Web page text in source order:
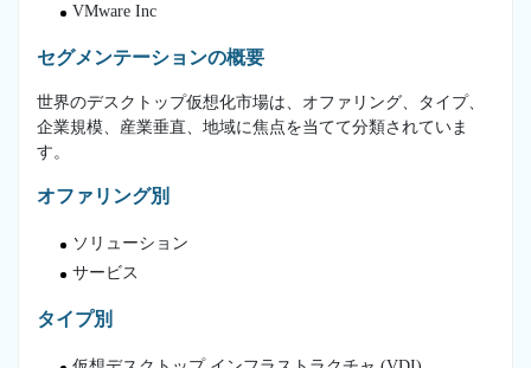
VMware Inc
セグメンテーションの概要
世界のデスクトップ仮想化市場は、オファリング、タイプ、
企業規模、産業垂直、地域に焦点を当てて分類されていま
す。
オファリング別
ソリューション
サービス
タイプ別